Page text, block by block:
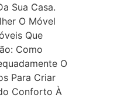
Sua Casa.
O Móvel
Que
Como
O
Para Criar
Conforto À